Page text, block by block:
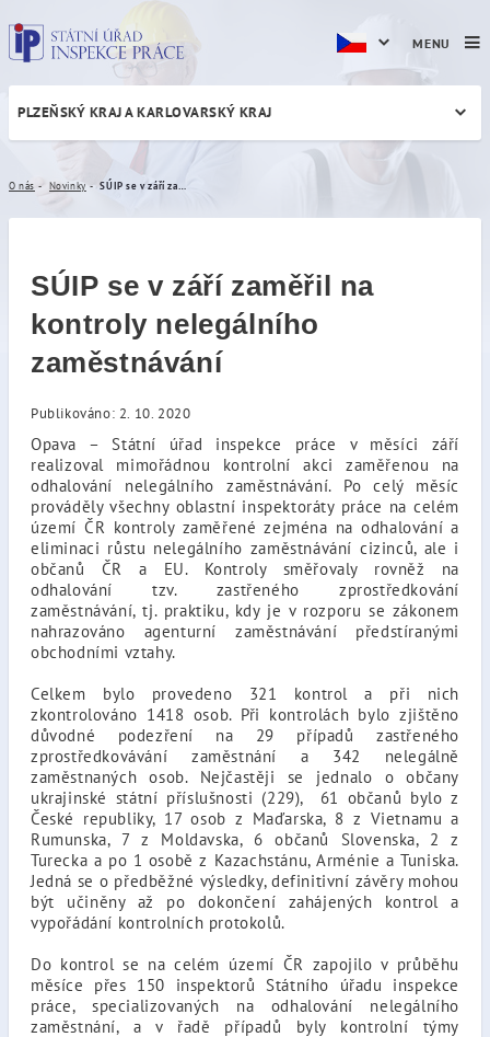
SÚIP se v září zaměřil na
PLZEŇSKÝ KRAJ A KARLOVARSKÝ KRAJ
O nás Novinky
SÚIP se v září zaměřil na
kontroly nelegálního
zaměstnávání
Publikováno: 2. 10. 2020
Opava – Státní úřad inspekce práce v měsíci září
realizoval mimořádnou kontrolní akci zaměřenou na
odhalování nelegálního zaměstnávání. Po celý měsíc
prováděly všechny oblastní inspektoráty práce na celém
území ČR kontroly zaměřené zejména na odhalování a
eliminaci růstu nelegálního zaměstnávání cizinců, ale i
občanů ČR a EU. Kontroly směřovaly rovněž na
odhalování tzv. zastřeného zprostředkování
zaměstnávání, tj. praktiku, kdy je v rozporu se zákonem
nahrazováno agenturní zaměstnávání předstíranými
obchodními vztahy.
Celkem bylo provedeno 321 kontrol a při nich
zkontrolováno 1418 osob. Při kontrolách bylo zjištěno
důvodné podezření na 29 případů zastřeného
zprostředkovávání zaměstnání a 342 nelegálně
zaměstnaných osob. Nejčastěji se jednalo o občany
ukrajinské státní příslušnosti (229), 61 občanů bylo z
České republiky, 17 osob z Maďarska, 8 z Vietnamu a
Rumunska, 7 z Moldavska, 6 občanů Slovenska, 2 z
Turecka a po 1 osobě z Kazachstánu, Arménie a Tuniska.
Jedná se o předběžné výsledky, definitivní závěry mohou
být učiněny až po dokončení zahájených kontrol a
vypořádání kontrolních protokolů.
Do kontrol se na celém území ČR zapojilo v průběhu
měsíce přes 150 inspektorů Státního úřadu inspekce
práce, specializovaných na odhalování nelegálního
zaměstnání, a v řadě případů byly kontrolní týmy
MENU